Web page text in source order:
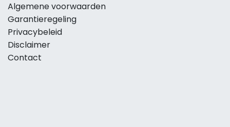
Algemene voorwaarden
Garantieregeling
Privacybeleid
Disclaimer
Contact